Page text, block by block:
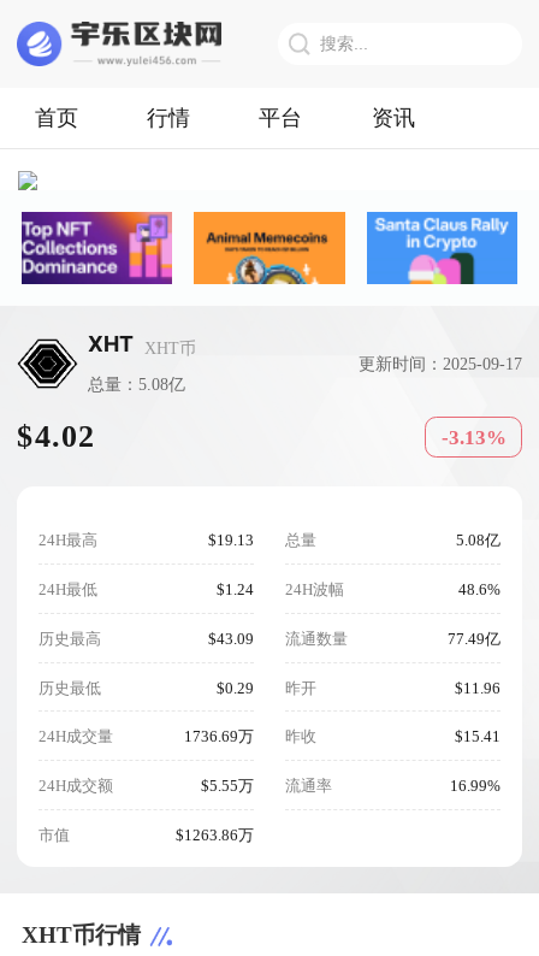
首页 行情 平台 资讯
XHT
XHT币
总量：5.08亿
更新时间：2025-09-17
$4.02 -3.13%
24H最高 $19.13
24H最低 $1.24
历史最高 $43.09
历史最低 $0.29
24H成交量 1736.69万
24H成交额 $5.55万
市值 $1263.86万
总量 5.08亿
24H波幅 48.6%
流通数量 77.49亿
昨开 $11.96
昨收 $15.41
流通率 16.99%
XHT币行情